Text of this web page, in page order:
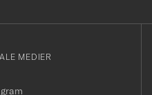
MEDIER